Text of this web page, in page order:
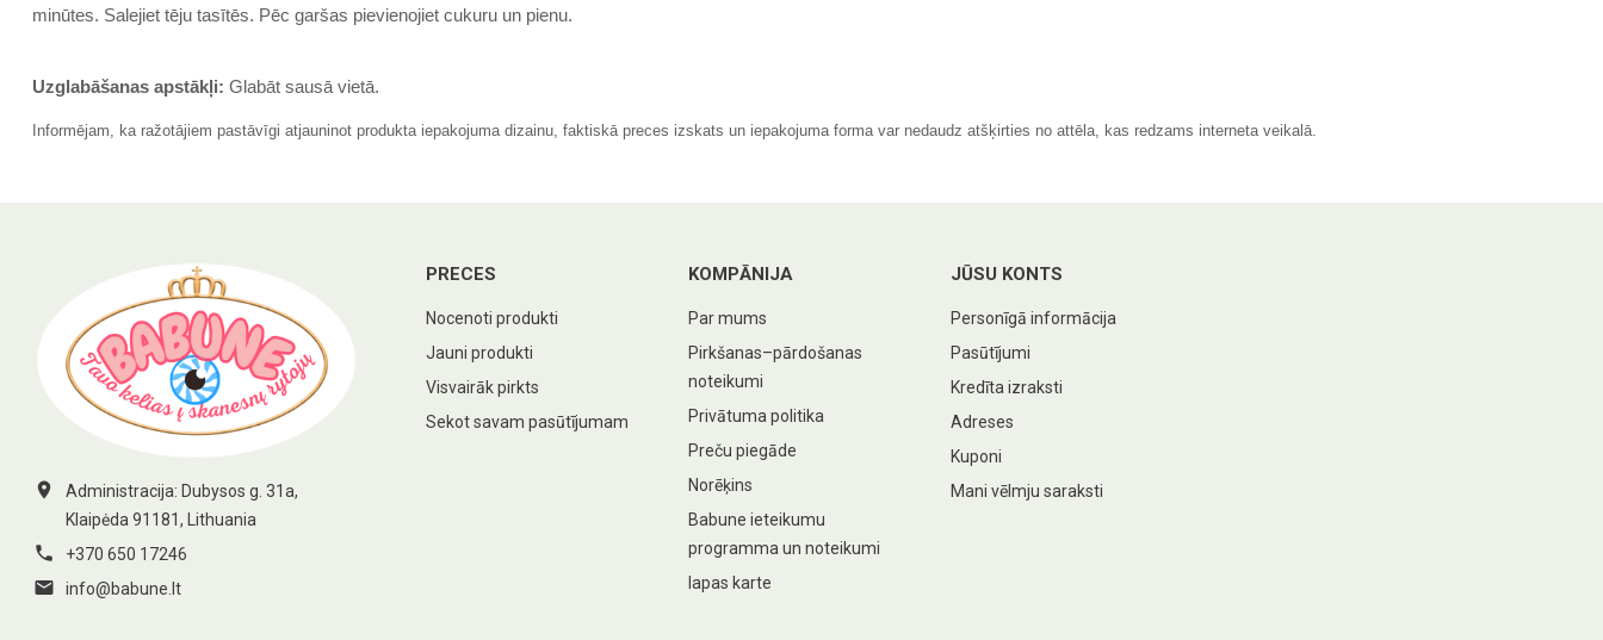
minūtes. Salejiet tēju tasītēs. Pēc garšas pievienojiet cukuru un pienu.
Uzglabāšanas apstākļi: Glabāt sausā vietā.
Informējam, ka ražotājiem pastāvīgi atjauninot produkta iepakojuma dizainu, faktiskā preces izskats un iepakojuma forma var nedaudz atšķirties no attēla, kas redzams interneta veikalā.

Administracija: Dubysos g. 31a,
Klaipėda 91181, Lithuania
 +370 650 17246
 info@babune.lt
PRECES
Nocenoti produkti
Jauni produkti
Visvairāk pirkts
Sekot savam pasūtījumam
KOMPĀNIJA
Par mums
Pirkšanas–pārdošanas
noteikumi
Privātuma politika
Preču piegāde
Norēķins
Babune ieteikumu
programma un noteikumi
lapas karte
JŪSU KONTS
Personīgā informācija
Pasūtījumi
Kredīta izraksti
Adreses
Kuponi
Mani vēlmju saraksti